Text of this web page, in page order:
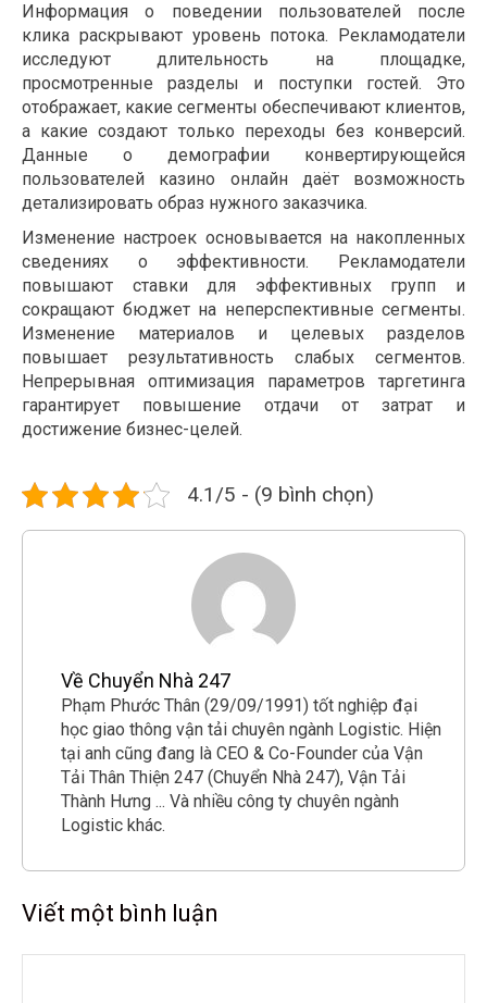
Информация о поведении пользователей после
клика раскрывают уровень потока. Рекламодатели
исследуют длительность на площадке,
просмотренные разделы и поступки гостей. Это
отображает, какие сегменты обеспечивают клиентов,
а какие создают только переходы без конверсий.
Данные о демографии конвертирующейся
пользователей казино онлайн даёт возможность
детализировать образ нужного заказчика.
Изменение настроек основывается на накопленных
сведениях о эффективности. Рекламодатели
повышают ставки для эффективных групп и
сокращают бюджет на неперспективные сегменты.
Изменение материалов и целевых разделов
повышает результативность слабых сегментов.
Непрерывная оптимизация параметров таргетинга
гарантирует повышение отдачи от затрат и
достижение бизнес-целей.
4.1/5 - (9 bình chọn)
Về Chuyển Nhà 247
Phạm Phước Thân (29/09/1991) tốt nghiệp đại
học giao thông vận tải chuyên ngành Logistic. Hiện
tại anh cũng đang là CEO & Co-Founder của Vận
Tải Thân Thiện 247 (Chuyển Nhà 247), Vận Tải
Thành Hưng ... Và nhiều công ty chuyên ngành
Logistic khác.
Viết một bình luận